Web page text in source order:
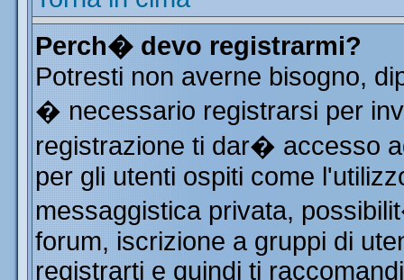
Perch� devo registrarmi?
Potresti non averne bisogno,
� necessario registrarsi per
registrazione ti dar� accesso
per gli utenti ospiti come
messaggistica privata,
forum, iscrizione a gruppi di
registrarti e quindi ti